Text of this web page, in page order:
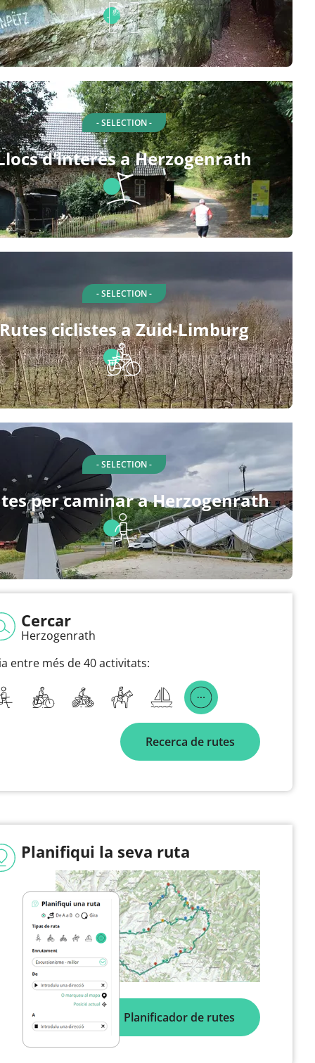
- SELECTION -
d'interès a Herzogenrath
- SELECTION -
ciclistes a Zuid-Limburg
- SELECTION -
per caminar a Herzogenrath
Cercar
Herzogenrath
entre més de 40 activitats:
Recerca de rutes
Planifiqui la seva ruta
Planificador de rutes